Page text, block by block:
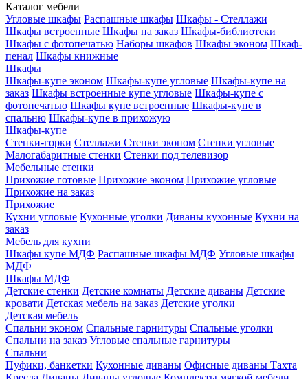
Каталог мебели
Угловые шкафы Распашные шкафы Шкафы - Стеллажи
Шкафы встроенные Шкафы на заказ Шкафы-библиотеки
Шкафы с фотопечатью Наборы шкафов Шкафы эконом Шкаф-
пенал Шкафы книжные
Шкафы
Шкафы-купе эконом Шкафы-купе угловые Шкафы-купе на
заказ Шкафы встроенные купе угловые Шкафы-купе с
фотопечатью Шкафы купе встроенные Шкафы-купе в
спальню Шкафы-купе в прихожую
Шкафы-купе
Стенки-горки Стеллажи Стенки эконом Стенки угловые
Малогабаритные стенки Стенки под телевизор
Мебельные стенки
Прихожие готовые Прихожие эконом Прихожие угловые
Прихожие на заказ
Прихожие
Кухни угловые Кухонные уголки Диваны кухонные Кухни на
заказ
Мебель для кухни
Шкафы купе МДФ Распашные шкафы МДФ Угловые шкафы
МДФ
Шкафы МДФ
Детские стенки Детские комнаты Детские диваны Детские
кровати Детская мебель на заказ Детские уголки
Детская мебель
Спальни эконом Спальные гарнитуры Спальные уголки
Спальни на заказ Угловые спальные гарнитуры
Спальни
Пуфики, банкетки Кухонные диваны Офисные диваны Тахта